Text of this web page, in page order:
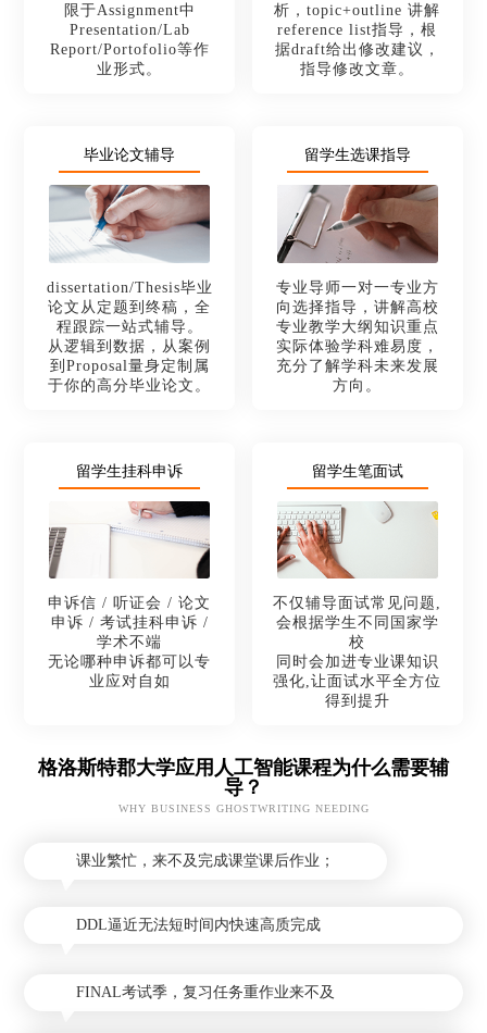
限于Assignment中
Presentation/Lab
Report/Portofolio等作
业形式。
析，topic+outline 讲解
reference list指导，根
据draft给出修改建议，
指导修改文章。
毕业论文辅导
dissertation/Thesis毕业
论文从定题到终稿，全
程跟踪一站式辅导。
从逻辑到数据，从案例
到Proposal量身定制属
于你的高分毕业论文。
留学生选课指导
专业导师一对一专业方
向选择指导，讲解高校
专业教学大纲知识重点
实际体验学科难易度，
充分了解学科未来发展
方向。
留学生挂科申诉
申诉信 / 听证会 / 论文
申诉 / 考试挂科申诉 /
学术不端
无论哪种申诉都可以专
业应对自如
留学生笔面试
不仅辅导面试常见问题,
会根据学生不同国家学
校
同时会加进专业课知识
强化,让面试水平全方位
得到提升
格洛斯特郡大学应用人工智能课程为什么需要辅
导？
WHY BUSINESS GHOSTWRITING NEEDING
课业繁忙，来不及完成课堂课后作业；
DDL逼近无法短时间内快速高质完成
FINAL考试季，复习任务重作业来不及